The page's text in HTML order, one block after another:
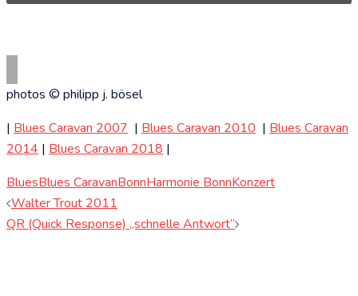
photos © philipp j. bösel
| Blues Caravan 2007 | Blues Caravan 2010 | Blues Caravan
2014 | Blues Caravan 2018 |
BluesBlues CaravanBonnHarmonie BonnKonzert
Beitragsnavigation
Walter Trout 2011
QR (Quick Response) „schnelle Antwort“